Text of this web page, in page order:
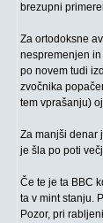
brezupni
Za ortodoksne
nespremenjen
po novem tudi
zvočnika
tem vprašanju)
Za manjši denar
je šla po poti
Če te je ta BBC
ta v mint stanju.
Pozor, pri